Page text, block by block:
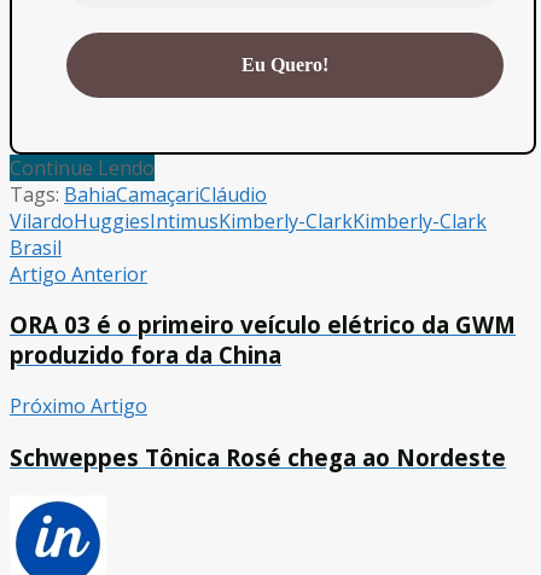
Continue Lendo
Tags: BahiaCamaçariCláudio
VilardoHuggiesIntimusKimberly-ClarkKimberly-Clark
Brasil
Artigo Anterior
ORA 03 é o primeiro veículo elétrico da GWM
produzido fora da China
Próximo Artigo
Schweppes Tônica Rosé chega ao Nordeste